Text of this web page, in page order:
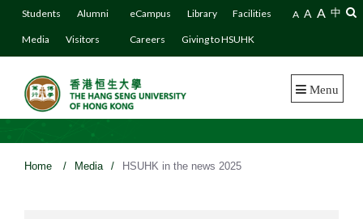
Students Alumni
Media Visitors
eCampus Library Facilities
Careers Giving to HSUHK
A A A 中
Menu
Home / Media / HSUHK in the news 2025